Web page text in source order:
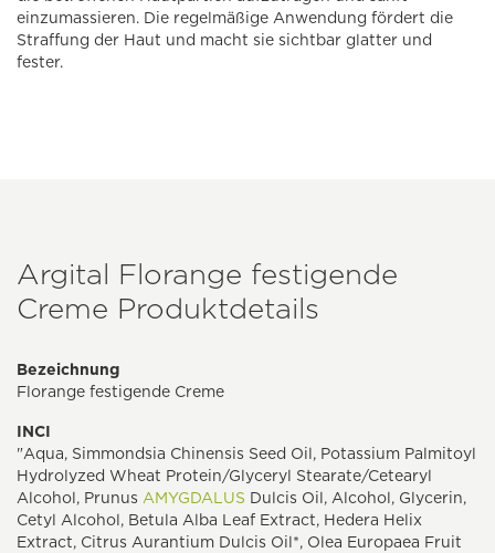
einzumassieren. Die regelmäßige Anwendung fördert die
Straffung der Haut und macht sie sichtbar glatter und
fester.
Argital Florange festigende
Creme Produktdetails
Bezeichnung
Florange festigende Creme
INCI
"Aqua, Simmondsia Chinensis Seed Oil, Potassium Palmitoyl
Hydrolyzed Wheat Protein/Glyceryl Stearate/Cetearyl
Alcohol, Prunus AMYGDALUS Dulcis Oil, Alcohol, Glycerin,
Cetyl Alcohol, Betula Alba Leaf Extract, Hedera Helix
Extract, Citrus Aurantium Dulcis Oil*, Olea Europaea Fruit